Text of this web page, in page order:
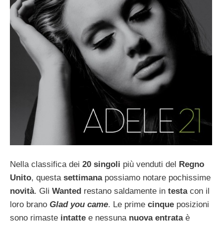
Nella classifica dei 20 singoli più venduti del
Regno
Unito, questa settimana possiamo notare pochissime
novità. Gli Wanted restano saldamente in testa con il
loro brano Glad you came. Le prime cinque posizioni
sono rimaste intatte e nessuna nuova entrataè